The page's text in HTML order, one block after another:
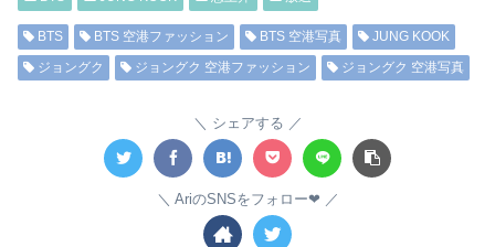
BTS BTS 空港ファッション BTS 空港写真
JUNG KOOK
ジョングク
ジョングク 空港ファッション ジョングク 空港写真
シェアする
AriのSNSをフォロー❤︎